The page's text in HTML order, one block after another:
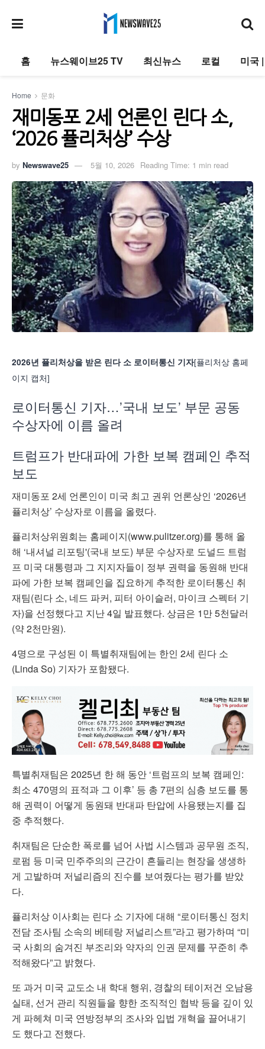
홈 뉴스웨이브25 TV 최신뉴스 로컬 미국
Home 문화
재미동포 2세 언론인 린다 소,
‘2026 퓰리처상’ 수상
by Newswave25 5월 10, 2026 Reading Time: 1 min read
2026년 퓰리처상을 받은 린다 소 로이터통신 기자[퓰리처상 홈페
이지 캡처]
로이터통신 기자…’국내 보도’ 부문 공동
수상자에 이름 올려
트럼프가 반대파에 가한 보복 캠페인 추적
보도
재미동포 2세 언론인이 미국 최고 권위 언론상인 ‘2026년
퓰리처상’ 수상자로 이름을 올렸다.
퓰리처상위원회는 홈페이지(www.pulitzer.org)를 통해 올
해 ‘내셔널 리포팅'(국내 보도) 부문 수상자로 도널드 트럼
프 미국 대통령과 그 지지자들이 정부 권력을 동원해 반대
파에 가한 보복 캠페인을 집요하게 추적한 로이터통신 취
재팀(린다 소, 네드 파커, 피터 아이슬러, 마이크 스펙터 기
자)을 선정했다고 지난 4일 발표했다. 상금은 1만 5천달러
(약 2천만원).
4명으로 구성된 이 특별취재팀에는 한인 2세 린다 소
(Linda So) 기자가 포함됐다.
특별취재팀은 2025년 한 해 동안 ‘트럼프의 보복 캠페인:
최소 470명의 표적과 그 이후’ 등 총 7편의 심층 보도를 통
해 권력이 어떻게 동원돼 반대파 탄압에 사용됐는지를 집
중 추적했다.
취재팀은 단순한 폭로를 넘어 사법 시스템과 공무원 조직,
로펌 등 미국 민주주의의 근간이 흔들리는 현장을 생생하
게 고발하며 저널리즘의 진수를 보여줬다는 평가를 받았
다.
퓰리처상 이사회는 린다 소 기자에 대해 “로이터통신 정치
전담 조사팀 소속의 베테랑 저널리스트”라고 평가하며 “미
국 사회의 숨겨진 부조리와 약자의 인권 문제를 꾸준히 추
적해왔다”고 밝혔다.
또 과거 미국 교도소 내 학대 행위, 경찰의 테이저건 오남용
실태, 선거 관리 직원들을 향한 조직적인 협박 등을 깊이 있
게 파헤쳐 미국 연방정부의 조사와 입법 개혁을 끌어내기
도 했다고 전했다.